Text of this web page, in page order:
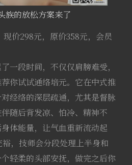
族的放松方案来了
价298元，原价358元，会员
一段时间，不仅仅肩膀难受，
你试试通络培元。它在中式推
经络的深层疏通，尤其是督脉
随后背发凉、怕冷、精神不
体能量，让气血重新流动起
，技师会分段处理上半身和
轻柔的头部安抚，做完之后你